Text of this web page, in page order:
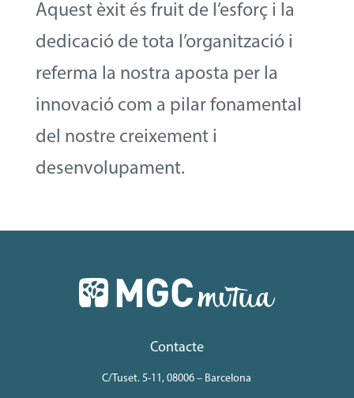
Aquest èxit és fruit de l’esforç i la
dedicació de tota l’organització i
referma la nostra aposta per la
innovació com a pilar fonamental
del nostre creixement i
desenvolupament.
Contacte
C/Tuset. 5-11, 08006 – Barcelona